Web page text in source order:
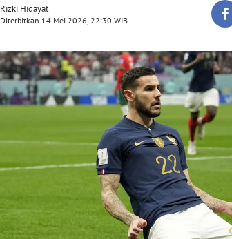
Rizki Hidayat
Diterbitkan 14 Mei 2026, 22:30 WIB